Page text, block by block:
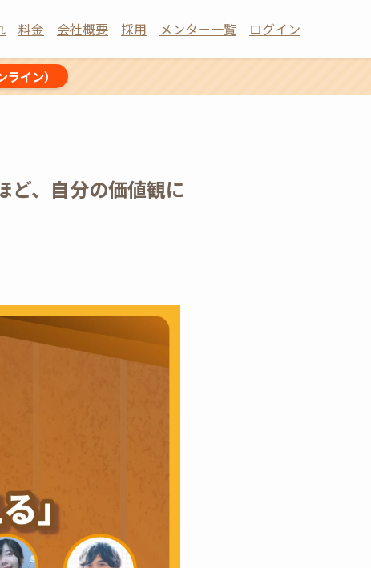
料金 会社概要 採用 メンター一覧 ログイン
イン）
ど、自分の価値観に